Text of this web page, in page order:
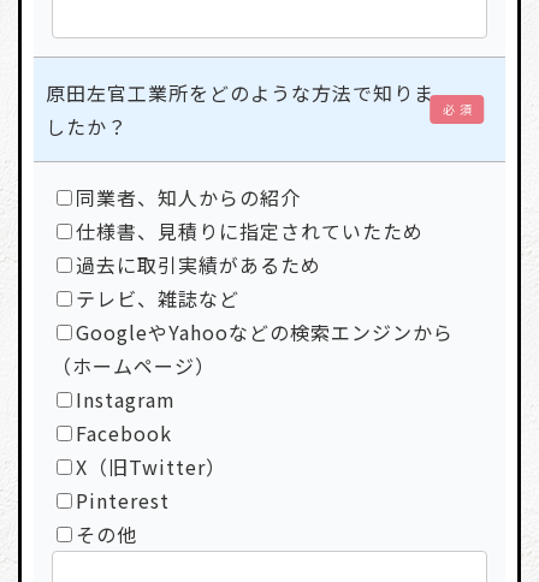
原田左官工業所をどのような方法で知りま
したか？
必 須
同業者、知人からの紹介
仕様書、見積りに指定されていたため
過去に取引実績があるため
テレビ、雑誌など
GoogleやYahooなどの検索エンジンから
（ホームページ）
Instagram
Facebook
X（旧Twitter）
Pinterest
その他